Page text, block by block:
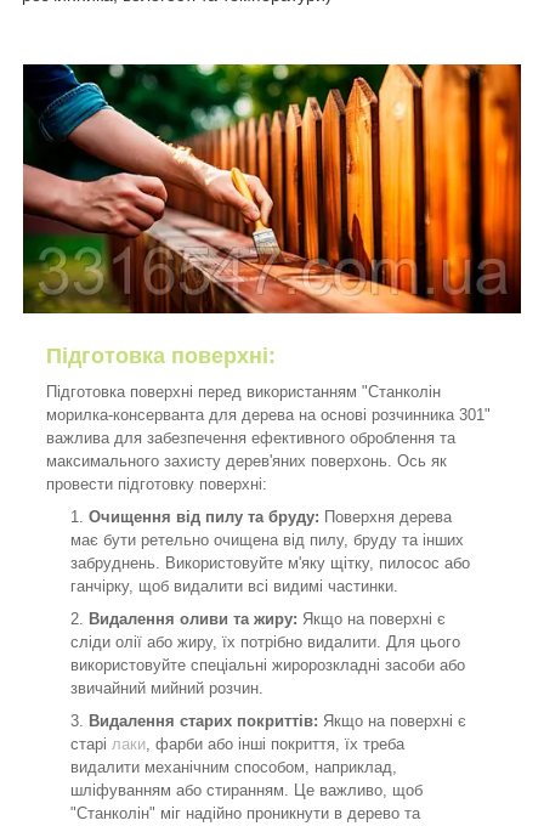
Підготовка поверхні:
Підготовка поверхні перед використанням "Станколін
морилка-консерванта для дерева на основі розчинника 301"
важлива для забезпечення ефективного оброблення та
максимального захисту дерев'яних поверхонь. Ось як
провести підготовку поверхні:
Очищення від пилу та бруду: Поверхня дерева
має бути ретельно очищена від пилу, бруду та інших
забруднень. Використовуйте м'яку щітку, пилосос або
ганчірку, щоб видалити всі видимі частинки.
Видалення оливи та жиру: Якщо на поверхні є
сліди олії або жиру, їх потрібно видалити. Для цього
використовуйте спеціальні жиророзкладні засоби або
звичайний мийний розчин.
Видалення старих покриттів: Якщо на поверхні є
старі лаки, фарби або інші покриття, їх треба
видалити механічним способом, наприклад,
шліфуванням або стиранням. Це важливо, щоб
"Станколін" міг надійно проникнути в дерево та